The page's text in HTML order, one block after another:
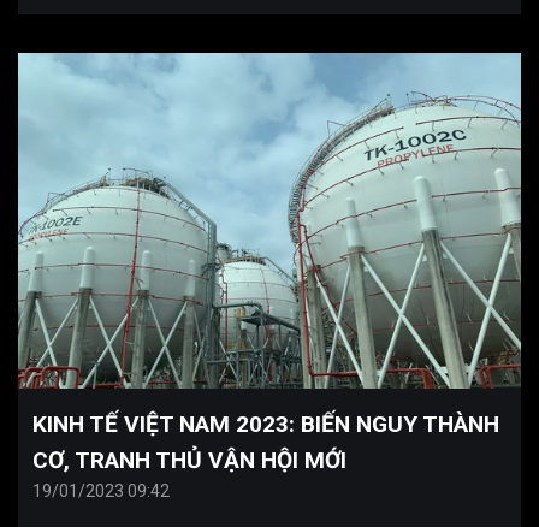
KINH TẾ VIỆT NAM 2023: BIẾN NGUY THÀNH
CƠ, TRANH THỦ VẬN HỘI MỚI
19/01/2023 09:42